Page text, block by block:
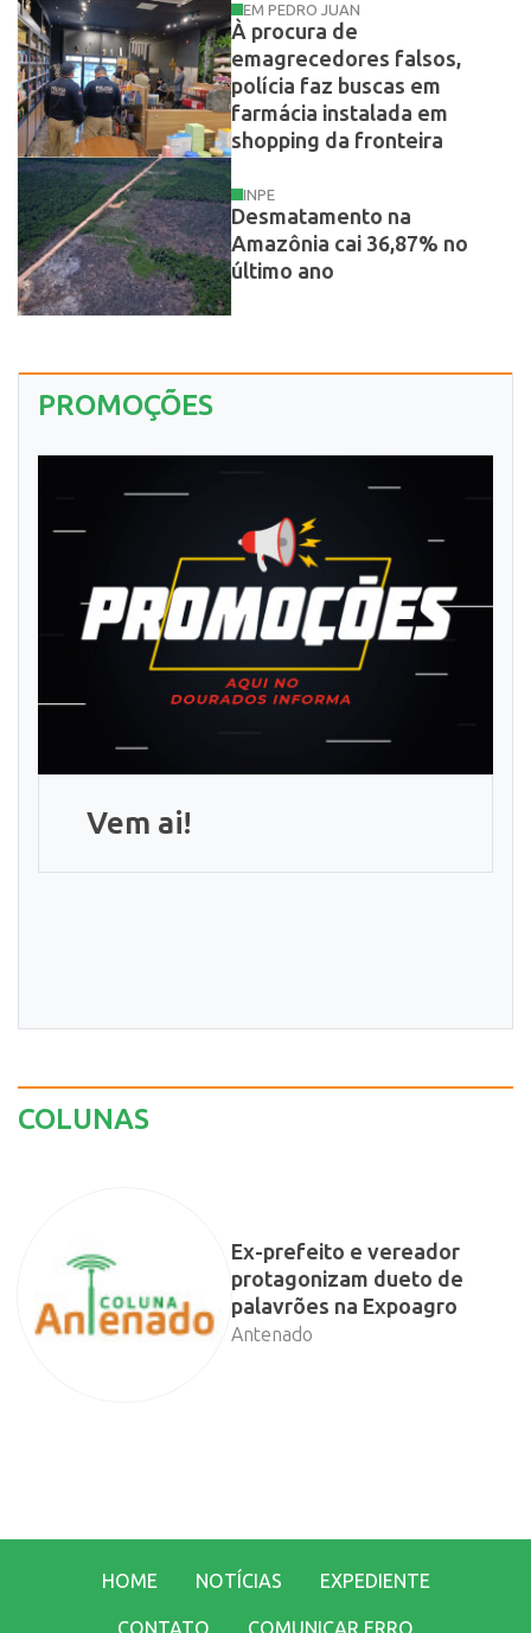
EM PEDRO JUAN
À procura de
emagrecedores falsos,
polícia faz buscas em
farmácia instalada em
shopping da fronteira
INPE
Desmatamento na
Amazônia cai 36,87% no
último ano
PROMOÇÕES
Vem ai!
COLUNAS
Ex-prefeito e vereador
protagonizam dueto de
palavrões na Expoagro
Antenado
HOME NOTÍCIAS EXPEDIENTE